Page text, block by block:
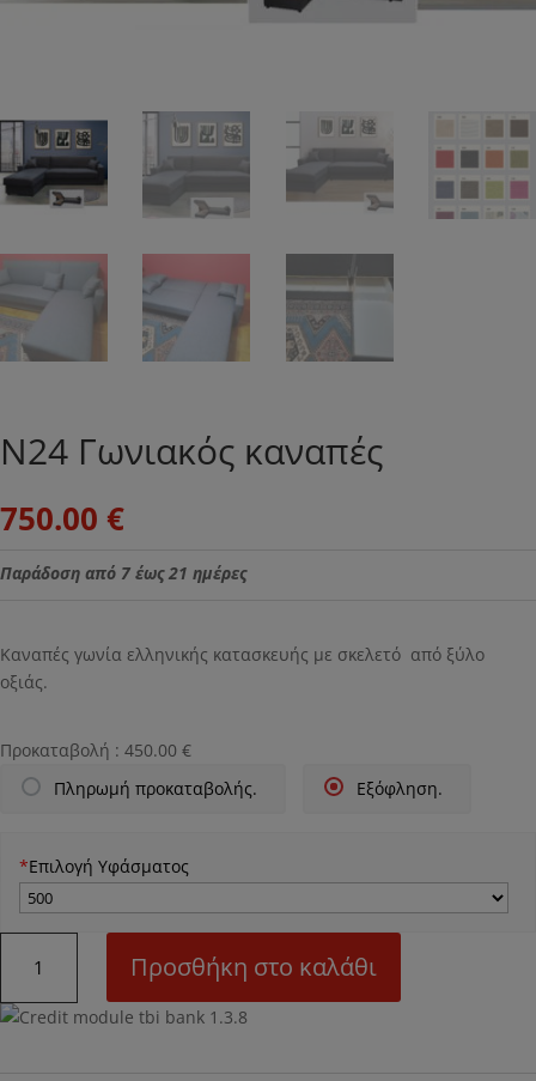
Ν24 Γωνιακός καναπές
750.00 €
Παράδοση από 7 έως 21 ημέρες
Καναπές γωνία ελληνικής κατασκευής με σκελετό από ξύλο
οξιάς.
Προκαταβολή : 450.00 €
Εξόφληση.
Πληρωμή προκαταβολής.
*Επιλογή Υφάσματος
Γωνιακός
καναπές
ποσότητα
Προσθήκη στο καλάθι